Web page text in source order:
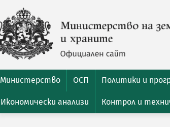
Министерство ОСП Политики и
Икономически анализи Контрол и